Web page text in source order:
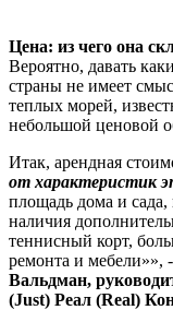
Цена: из чего она
Вероятно, давать
страны не имеет
теплых морей,
небольшой ценовой
Итак, арендная
от характеристик
площадь дома и сада,
наличия
теннисный корт,
ремонта и мебели»»,
Вальдман,
(Just) Реал (Real)